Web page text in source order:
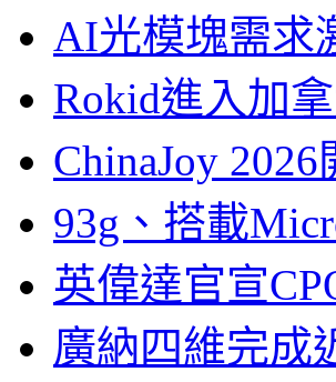
AI光模塊需求
Rokid進入加
ChinaJoy
93g、搭載
英偉達官宣
廣納四維完成